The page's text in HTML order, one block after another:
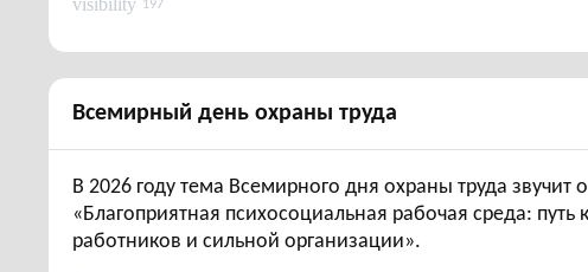
visibility 197
всемирный день охраны труда
В 2026 году тема Всемирного дня охраны труда звучит
«Благоприятная психосоциальная рабочая среда: путь
работников и сильной организации».